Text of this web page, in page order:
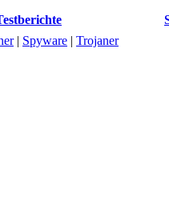
| Spyware | Trojaner